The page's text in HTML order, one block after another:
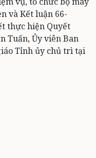
và Kết luận 66-
thực hiện Quyết
Tuấn, Ủy viên Ban
Tỉnh ủy chủ trì tại